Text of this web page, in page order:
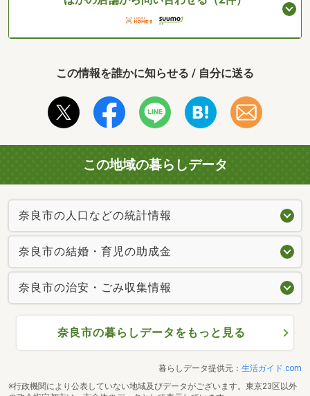
この情報を誰かに知らせる / 自分に送る
この地域の暮らしデータ
奈良市の人口などの統計情報
奈良市の結婚・育児の助成金
奈良市の治安・ごみ収集情報
奈良市の暮らしデータをもっと見る
暮らしデータ提供元： 生活ガイド.com
※行政機関により公表していない地域及びデータがございます。東京23区以外